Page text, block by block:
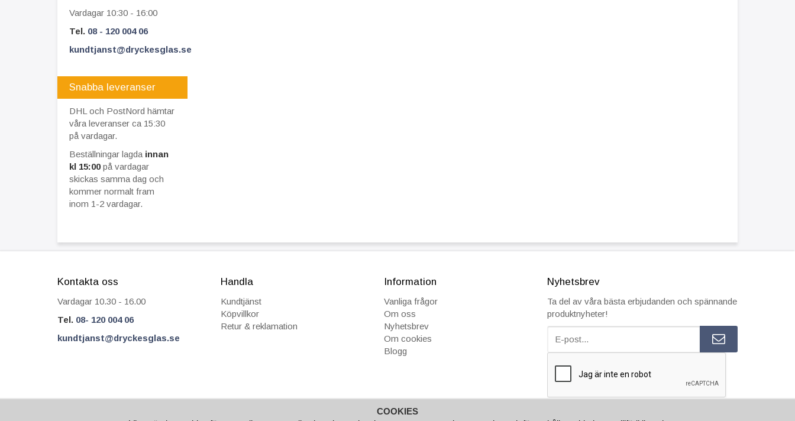
Vardagar 10:30 - 16:00
Tel. 08 - 120 004 06
kundtjanst@dryckesglas.se
Snabba leveranser
DHL och PostNord hämtar
våra leveranser ca 15:30
på vardagar.
Beställningar lagda innan
kl 15:00på vardagar
skickas samma dag och
kommer normalt fram
inom 1-2 vardagar.
Kontakta oss
Vardagar 10.30 - 16.00
Tel. 08- 120 004 06
kundtjanst@dryckesglas.se
Handla
Kundtjänst
Köpvillkor
Retur & reklamation
Information
Vanliga frågor
Om oss
Nyhetsbrev
Om cookies
Blogg
Nyhetsbrev
Ta del av våra bästa erbjudanden och spännande
produktnyheter!
FAKTURA/AVBETALNING SNABBA LEVERANSER
COOKIES